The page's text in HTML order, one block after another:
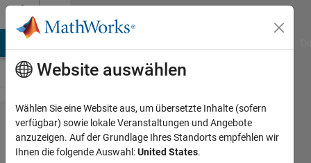
Weiter zum Inhalt
Problem
174.
Website auswählen
Wählen Sie eine Website aus, um übersetzte Inhalte (sofern
verfügbar) sowie lokale Veranstaltungen und Angebote
anzuzeigen. Auf der Grundlage Ihres Standorts empfehlen wir
Ihnen die folgende Auswahl:United States.